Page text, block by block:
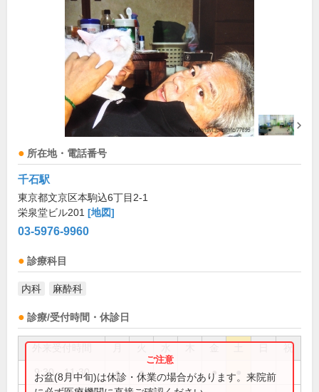
所在地・電話番号
千石駅
東京都文京区本駒込6丁目2-1
栄泉堂ビル201 [地図]
03-5976-9960
診療科目
内科 麻酔科
診療/受付時間・休診日
祝
9:30～11:30 ● ● ●
お盆(8月中旬)は休診・休業の場合があります。来院前